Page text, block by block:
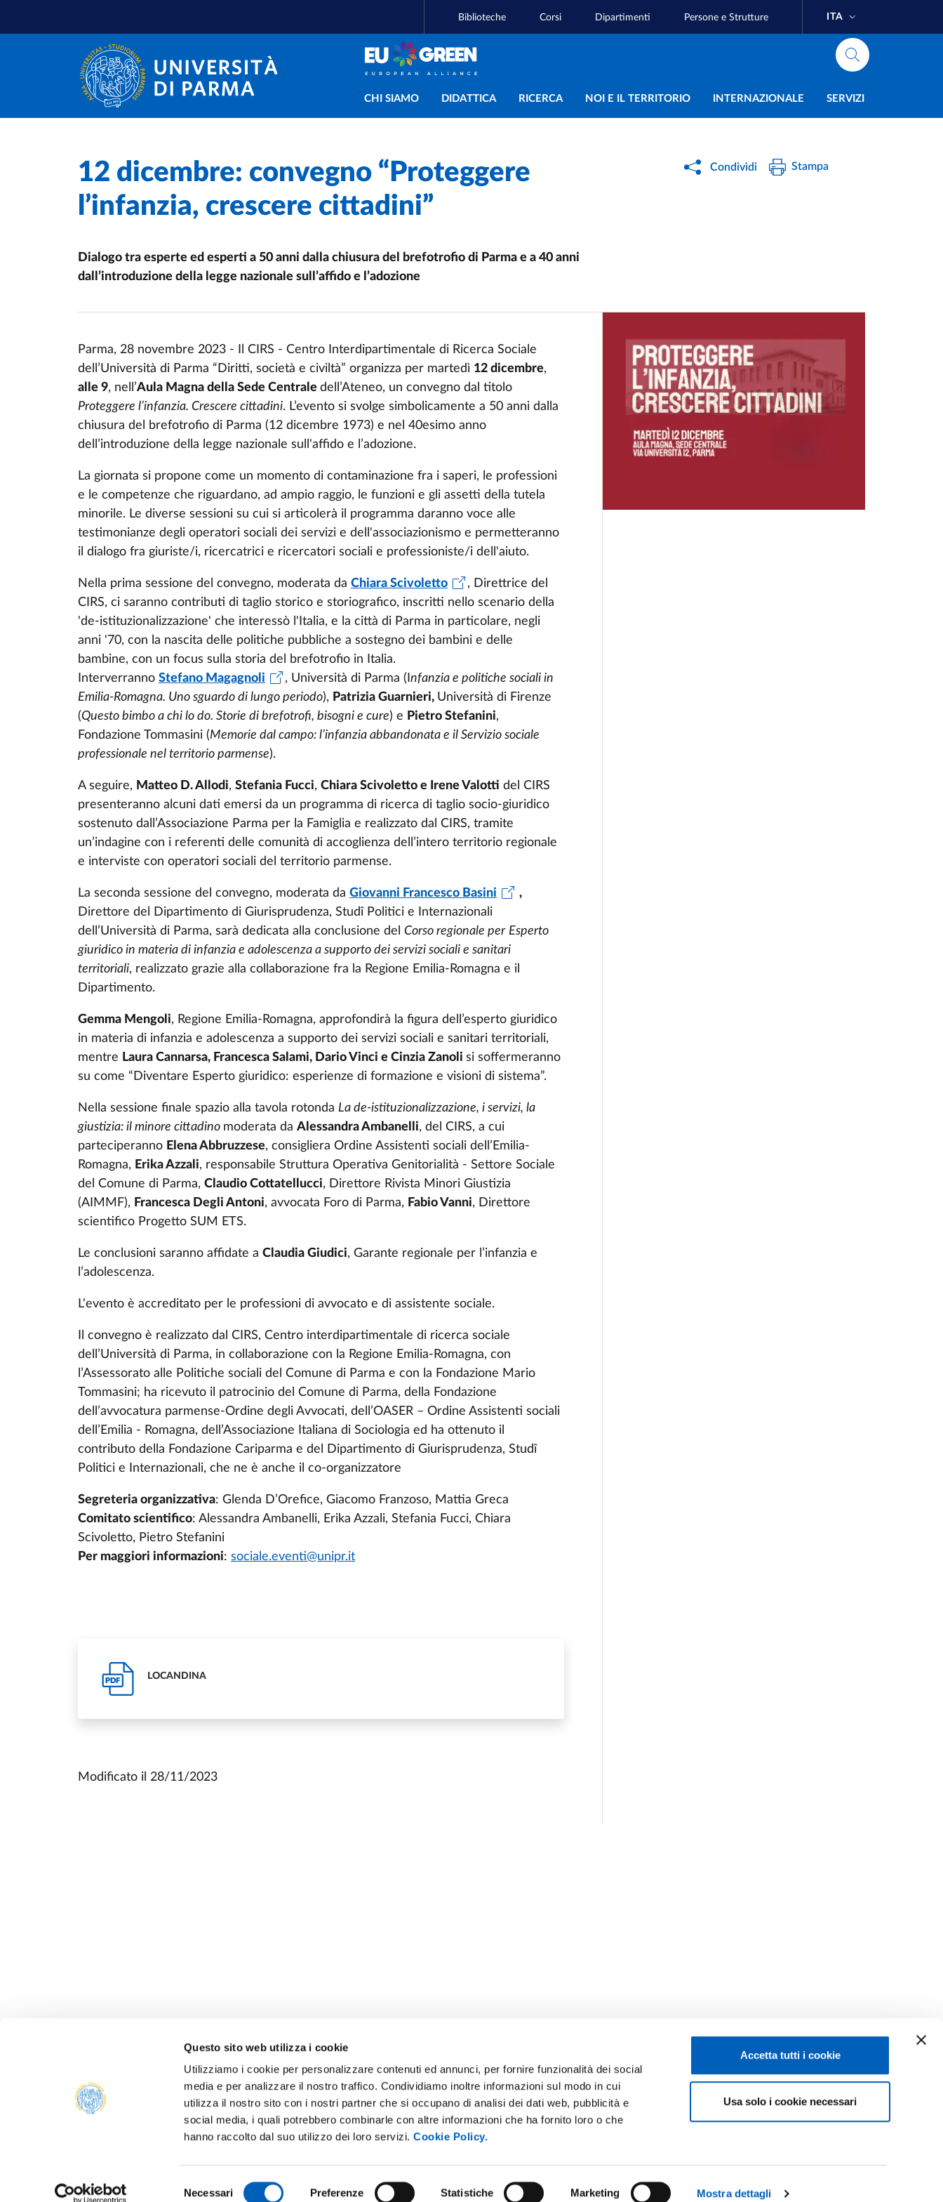
Questo sito web utilizza i cookie
Utilizziamo i cookie per personalizzare contenuti ed annunci, per fornire funzionalità dei social
media e per analizzare il nostro traffico. Condividiamo inoltre informazioni sul modo in cui
utilizza il nostro sito con i nostri partner che si occupano di analisi dei dati web, pubblicità e
social media, i quali potrebbero combinarle con altre informazioni che ha fornito loro o che
hanno raccolto dal suo utilizzo dei loro servizi.Cookie Policy.
Necessari Preferenze Statistiche Marketing Mostra dettagli
Accetta tutti i cookie
Usa solo i cookie necessari
Biblioteche Corsi Dipartimenti Persone e Strutture ITA
Navigazione principale
CHI SIAMO DIDATTICA RICERCA NOI E IL TERRITORIO INTERNAZIONALE SERVIZI
CONTATTACI
Home
Cerca una notizia
/
12 dicembre: convegno “Proteggere
l’infanzia, crescere cittadini”
Dialogo tra esperte ed esperti a 50 anni dalla chiusura del brefotrofio di Parma e a 40 anni
dall’introduzione della legge nazionale sull’affido e l’adozione
Condividi Stampa
Parma, 28 novembre 2023 - Il CIRS - Centro Interdipartimentale di Ricerca Sociale
dell’Università di Parma “Diritti, società e civiltà” organizza per martedì 12 dicembre,
alle 9, nell’Aula Magna della Sede Centrale dell’Ateneo, un convegno dal titolo
Proteggere l’infanzia. Crescere cittadini. L’evento si svolge simbolicamente a 50 anni dalla
chiusura del brefotrofio di Parma (12 dicembre 1973) e nel 40esimo anno
dell’introduzione della legge nazionale sull'affido e l’adozione.
La giornata si propone come un momento di contaminazione fra i saperi, le professioni
e le competenze che riguardano, ad ampio raggio, le funzioni e gli assetti della tutela
minorile. Le diverse sessioni su cui si articolerà il programma daranno voce alle
testimonianze degli operatori sociali dei servizi e dell'associazionismo e permetteranno
il dialogo fra giuriste/i, ricercatrici e ricercatori sociali e professioniste/i dell'aiuto.
Nella prima sessione del convegno, moderata da Chiara Scivoletto
, Direttrice del
CIRS, ci saranno contributi di taglio storico e storiografico, inscritti nello scenario della
'de-istituzionalizzazione' che interessò l'Italia, e la città di Parma in particolare, negli
anni '70, con la nascita delle politiche pubbliche a sostegno dei bambini e delle
bambine, con un focus sulla storia del brefotrofio in Italia.
Interverranno Stefano Magagnoli , Università di Parma (I nfanzia e politiche sociali in
Emilia-Romagna. Uno sguardo di lungo periodo), Patrizia Guarnieri, Università di Firenze
(Questo bimbo a chi lo do. Storie di brefotrofi, bisogni e cure) e Pietro Stefanini,
Fondazione Tommasini (Memorie dal campo: l’infanzia abbandonata e il Servizio sociale
professionale nel territorio parmense).
A seguire, Matteo D. Allodi, Stefania Fucci, Chiara Scivoletto e Irene Valotti del CIRS
presenteranno alcuni dati emersi da un programma di ricerca di taglio socio-giuridico
sostenuto dall’Associazione Parma per la Famiglia e realizzato dal CIRS, tramite
un’indagine con i referenti delle comunità di accoglienza dell’intero territorio regionale
e interviste con operatori sociali del territorio parmense.
La seconda sessione del convegno, moderata da Giovanni Francesco Basini
,
Direttore del
Dipartimento di Giurisprudenza, Studî Politici e Internazionali
dell’Università di Parma, sarà dedicata alla conclusione del Corso regionale per Esperto
giuridico in materia di infanzia e adolescenza a supporto dei servizi sociali e sanitari
territoriali, realizzato grazie alla collaborazione fra la Regione Emilia-Romagna e il
Dipartimento.
Gemma Mengoli, Regione Emilia-Romagna, approfondirà la figura dell’esperto giuridico
in materia di infanzia e adolescenza a supporto dei servizi sociali e sanitari territoriali,
mentre Laura Cannarsa, Francesca Salami, Dario Vinci e Cinzia Zanoli si soffermeranno
su come “Diventare Esperto giuridico: esperienze di formazione e visioni di sistema”.
Nella sessione finale spazio alla tavola rotonda La de-istituzionalizzazione, i servizi, la
giustizia: il minore cittadino moderata da Alessandra Ambanelli, del CIRS, a cui
parteciperanno Elena Abbruzzese, consigliera Ordine Assistenti sociali dell’Emilia-
Romagna, Erika Azzali, responsabile Struttura Operativa Genitorialità - Settore Sociale
del Comune di Parma, Claudio Cottatellucci, Direttore Rivista Minori Giustizia
(AIMMF), Francesca Degli Antoni, avvocata Foro di Parma, Fabio Vanni, Direttore
scientifico Progetto SUM ETS.
Le conclusioni saranno affidate a Claudia Giudici, Garante regionale per l’infanzia e
l’adolescenza.
L'evento è accreditato per le professioni di avvocato e di assistente sociale.
Il convegno è realizzato dal CIRS, Centro interdipartimentale di ricerca sociale
dell’Università di Parma, in collaborazione con la Regione Emilia-Romagna, con
l’Assessorato alle Politiche sociali del Comune di Parma e con la Fondazione Mario
Tommasini; ha ricevuto il patrocinio del Comune di Parma, della Fondazione
dell’avvocatura parmense-Ordine degli Avvocati, dell’OASER – Ordine Assistenti sociali
dell’Emilia - Romagna, dell’Associazione Italiana di Sociologia ed ha ottenuto il
contributo della Fondazione Cariparma e del Dipartimento di Giurisprudenza, Studî
Politici e Internazionali, che ne è anche il co-organizzatore
Segreteria organizzativa: Glenda D’Orefice, Giacomo Franzoso, Mattia Greca
Comitato scientifico: Alessandra Ambanelli, Erika Azzali, Stefania Fucci, Chiara
Scivoletto, Pietro Stefanini
Per maggiori informazioni: sociale.eventi@unipr.it
PDF
LOCANDINA
Modificato il 28/11/2023
Tel.+39 0521 902111
ALUMNI E AMICI DELL’UNIVERSITÀ DI
PARMA
ATENEO SOSTENIBILE
PERSONALE
PROTEZIONE DEI DATI - PRIVACY
SOSTIENI L'ATENEO
UFFICIO STAMPA
Facebook Linkedin